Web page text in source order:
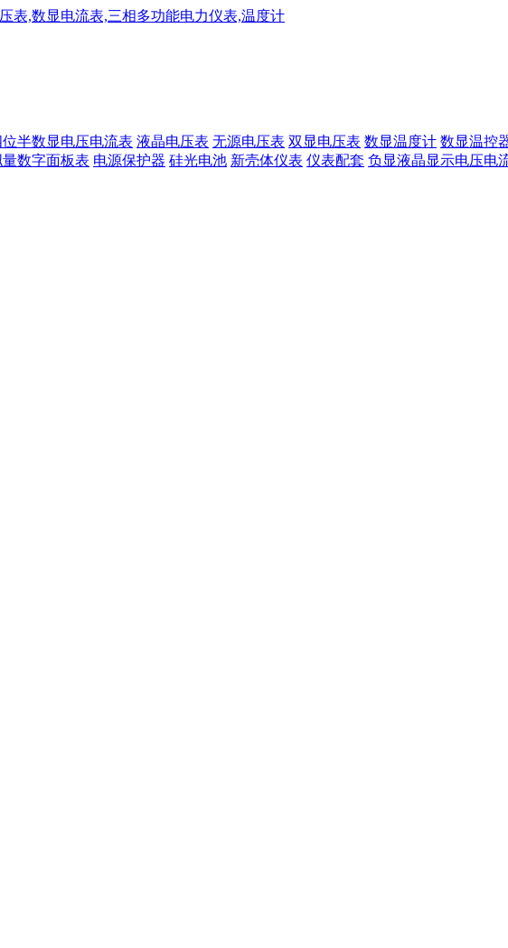
位半数显电压电流表 液晶电压表 无源电压表 双显电压表 数显温度计 数显温控
数字面板表 电源保护器 硅光电池 新壳体仪表 仪表配套 负显液晶显示电压电